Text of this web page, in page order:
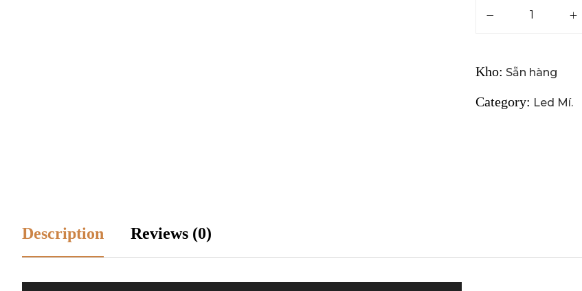
Kho: Sẵn hàng
Category: Led Mí.
Description Reviews (0)